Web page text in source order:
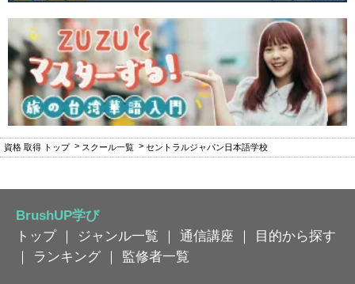
資格 取得 トップ スクール一覧 セントラルジャパン日本語学校
BrushUP学び
トップ｜ ジャンル一覧 ｜ 通信講座 ｜
目的から探す
｜
ランキング ｜ 監修者一覧